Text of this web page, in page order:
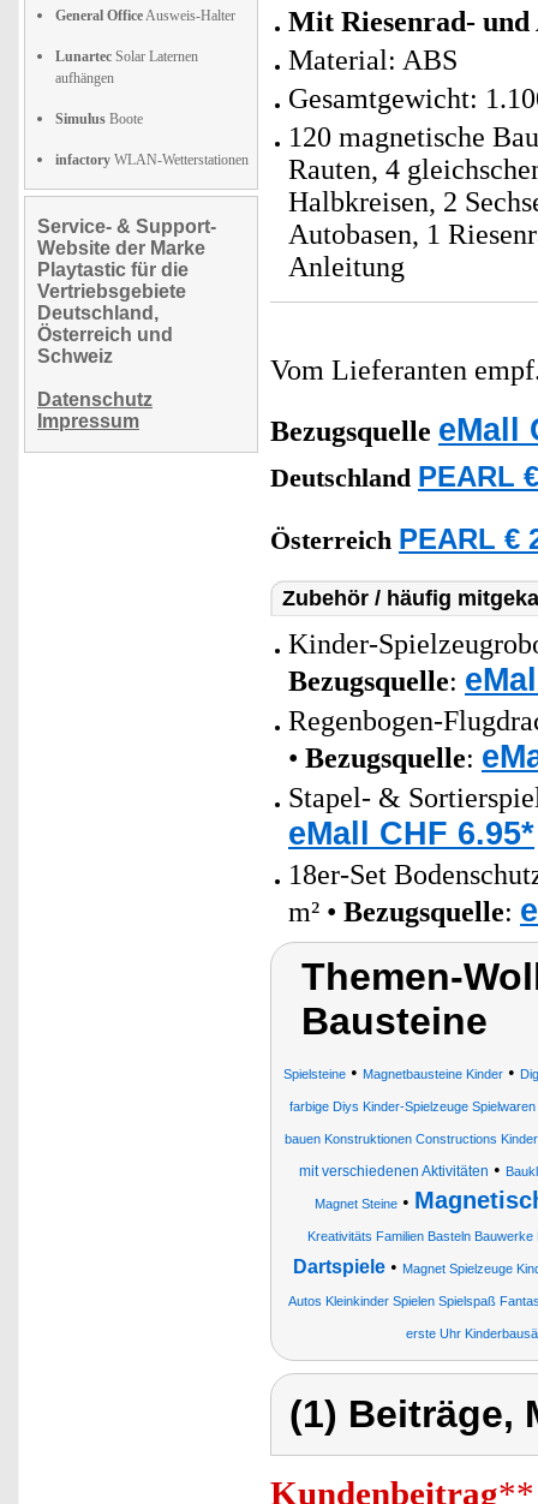
General OfficeAusweis-Halter
Lunartec Solar Laternen
aufhängen
Simulus Boote
infactory WLAN-Wetterstationen
Service- & Support-
Website der Marke
Playtastic für die
Vertriebsgebiete
Deutschland,
Österreich und
Schweiz
Datenschutz
Impressum
Mit Riesenrad- und
Material: ABS
Gesamtgewicht:
120 magnetische
Rauten, 4
Halbkreisen, 2
Autobasen, 1
Anleitung
Vom Lieferanten
Bezugsquelle eMall
Deutschland PEARL
Österreich PEARL €
Zubehör / häufig
Kinder-
Bezugsquelle:
Regenbogen-
• Bezugsquelle:
Stapel- &
eMall CHF 6.95*
18er-Set
m² • Bezugsquelle:
Themen-
Bausteine
Spielsteine • Magnetbausteine Kinder •
farbige Diys Kinder-Spielzeuge Spielwaren
bauen Konstruktionen Constructions
mit verschiedenen Aktivitäten •
Magnet Steine •
Kreativitäts Familien Basteln
Dartspiele • Magnet Spielzeuge
Autos Kleinkinder Spielen Spielspaß
erste Uhr
(1) Beiträge,
Kundenbeitrag**